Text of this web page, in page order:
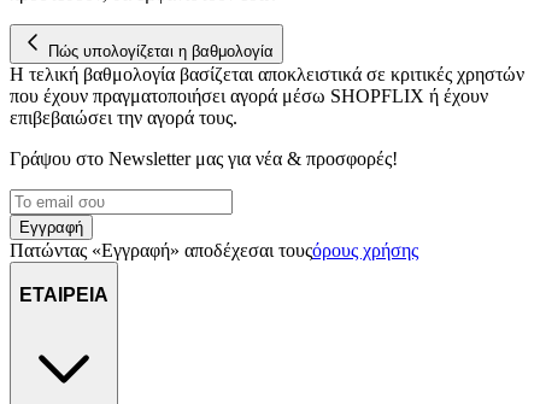
διαφημίσεων και περιεχομένου, τις μετρήσεις σχετικά με
διαφημίσεις και περιεχόμενο, την καλύτερη εικόνα του κοινού
μας και την ανάπτυξη προϊόντων. Επίσης, κοινοποιούμε
πληροφορίες σχετικά με την από μέρους σας χρήση της
τοποθεσίας μας στους συνεργάτες μέσων κοινωνικής
δικτύωσης, διαφημίσεων και ανάλυσης.
Πώς υπολογίζεται η βαθμολογία
Η τελική βαθμολογία βασίζεται αποκλειστικά σε κριτικές χρηστών
που έχουν πραγματοποιήσει αγορά μέσω SHOPFLIX ή έχουν
επιβεβαιώσει την αγορά τους.
Γράψου στο Νewsletter μας για νέα & προσφορές!
Εγγραφή
Πατώντας «Εγγραφή» αποδέχεσαι τουςόρους χρήσης
ΕΤΑΙΡΕΙΑ